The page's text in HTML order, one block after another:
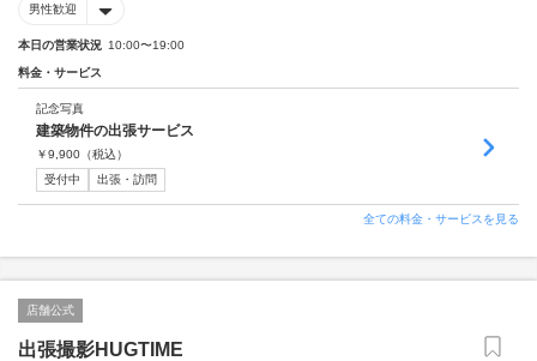
男性歓迎
本日の営業状況 10:00〜19:00
料金・サービス
記念写真
建築物件の出張サービス
￥9,900 （税込）
受付中
出張・訪問
全ての料金・サービスを見る
店舗公式
出張撮影HUGTIME